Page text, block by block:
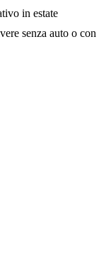
in estate
senza auto o